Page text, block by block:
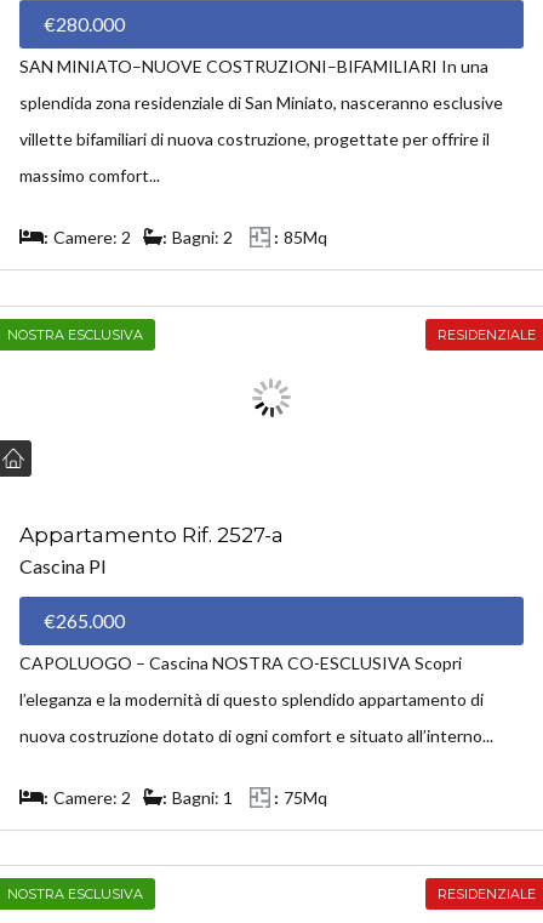
€280.000
SAN MINIATO–NUOVE COSTRUZIONI–BIFAMILIARI In una
splendida zona residenziale di San Miniato, nasceranno esclusive
villette bifamiliari di nuova costruzione, progettate per offrire il
massimo comfort...
Camere: 2 Bagni: 2 85Mq
NOSTRA ESCLUSIVA RESIDENZIALE
Appartamento Rif. 2527-a
Cascina PI
€265.000
CAPOLUOGO – Cascina NOSTRA CO-ESCLUSIVA Scopri
l’eleganza e la modernità di questo splendido appartamento di
nuova costruzione dotato di ogni comfort e situato all’interno...
Camere: 2 Bagni: 1 75Mq
NOSTRA ESCLUSIVA RESIDENZIALE